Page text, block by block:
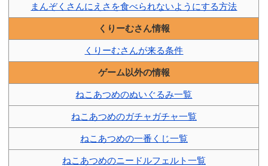
まんぞくさんにえさを食べられないようにする方法
くりーむさん情報
くりーむさんが来る条件
ゲーム以外の情報
ねこあつめのぬいぐるみ一覧
ねこあつめのガチャガチャ一覧
ねこあつめの一番くじ一覧
ねこあつめのニードルフェルト一覧